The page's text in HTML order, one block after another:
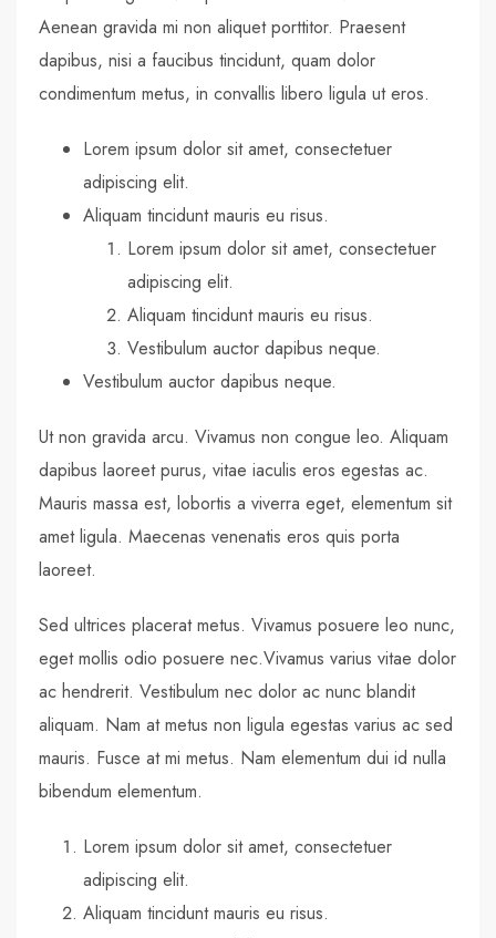
Aenean gravida mi non aliquet porttitor. Praesent
dapibus, nisi a faucibus tincidunt, quam dolor
condimentum metus, in convallis libero ligula ut eros.
Lorem ipsum dolor sit amet, consectetuer
adipiscing elit.
Aliquam tincidunt mauris eu risus.
Lorem ipsum dolor sit amet, consectetuer
adipiscing elit.
Aliquam tincidunt mauris eu risus.
Vestibulum auctor dapibus neque.
Vestibulum auctor dapibus neque.
Ut non gravida arcu. Vivamus non congue leo. Aliquam
dapibus laoreet purus, vitae iaculis eros egestas ac.
Mauris massa est, lobortis a viverra eget, elementum sit
amet ligula. Maecenas venenatis eros quis porta
laoreet.
Sed ultrices placerat metus. Vivamus posuere leo nunc,
eget mollis odio posuere nec.Vivamus varius vitae dolor
ac hendrerit. Vestibulum nec dolor ac nunc blandit
aliquam. Nam at metus non ligula egestas varius ac sed
mauris. Fusce at mi metus. Nam elementum dui id nulla
bibendum elementum.
Lorem ipsum dolor sit amet, consectetuer
adipiscing elit.
Aliquam tincidunt mauris eu risus.